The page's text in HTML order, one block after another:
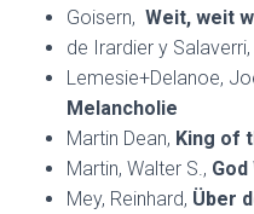
Goisern, Weit, weit
de Irardier y Salaverri,
Lemesie+Delanoe,
Melancholie
Martin Dean, King of
Martin, Walter S.,
Mey, Reinhard, Über